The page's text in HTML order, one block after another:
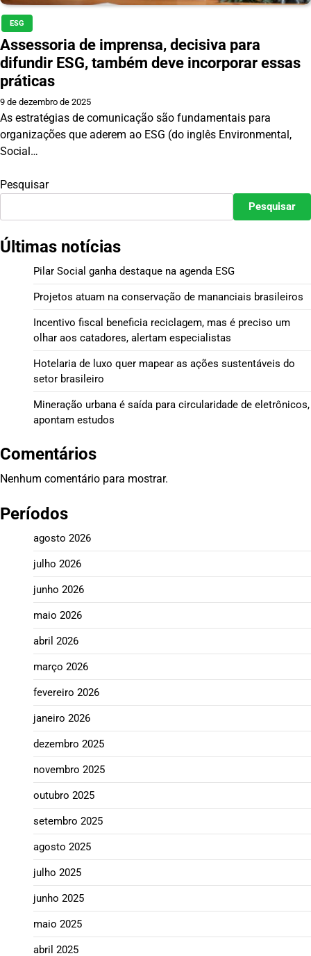
ESG
Assessoria de imprensa, decisiva para
difundir ESG, também deve incorporar essas
práticas
9 de dezembro de 2025
As estratégias de comunicação são fundamentais para
organizações que aderem ao ESG (do inglês Environmental,
Social…
Pesquisar
Pesquisar
Últimas notícias
Pilar Social ganha destaque na agenda ESG
Projetos atuam na conservação de mananciais brasileiros
Incentivo fiscal beneficia reciclagem, mas é preciso um
olhar aos catadores, alertam especialistas
Hotelaria de luxo quer mapear as ações sustentáveis do
setor brasileiro
Mineração urbana é saída para circularidade de eletrônicos,
apontam estudos
Comentários
Nenhum comentário para mostrar.
Períodos
agosto 2026
julho 2026
junho 2026
maio 2026
abril 2026
março 2026
fevereiro 2026
janeiro 2026
dezembro 2025
novembro 2025
outubro 2025
setembro 2025
agosto 2025
julho 2025
junho 2025
maio 2025
abril 2025